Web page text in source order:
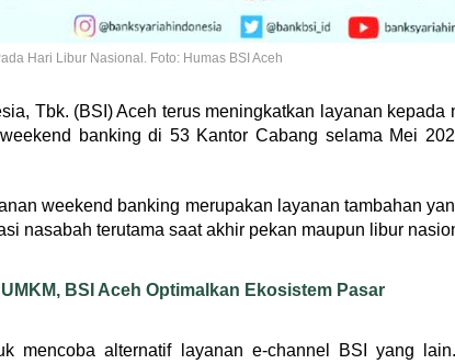
Hari Libur Nasional. Foto: Humas BSI Aceh
Tbk. (BSI) Aceh terus meningkatkan layanan kepada
banking di 53 Kantor Cabang selama Mei
weekend banking merupakan layanan tambahan
nasabah terutama saat akhir pekan maupun libur
BSI Aceh Optimalkan Ekosistem Pasar
mencoba alternatif layanan e-channel BSI yang